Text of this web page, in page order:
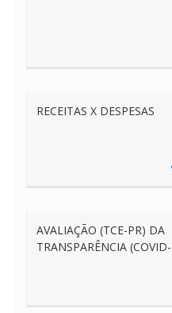
RECEITAS X DESPESAS
AVALIAÇÃO (TCE-PR) DA
TRANSPARÊNCIA